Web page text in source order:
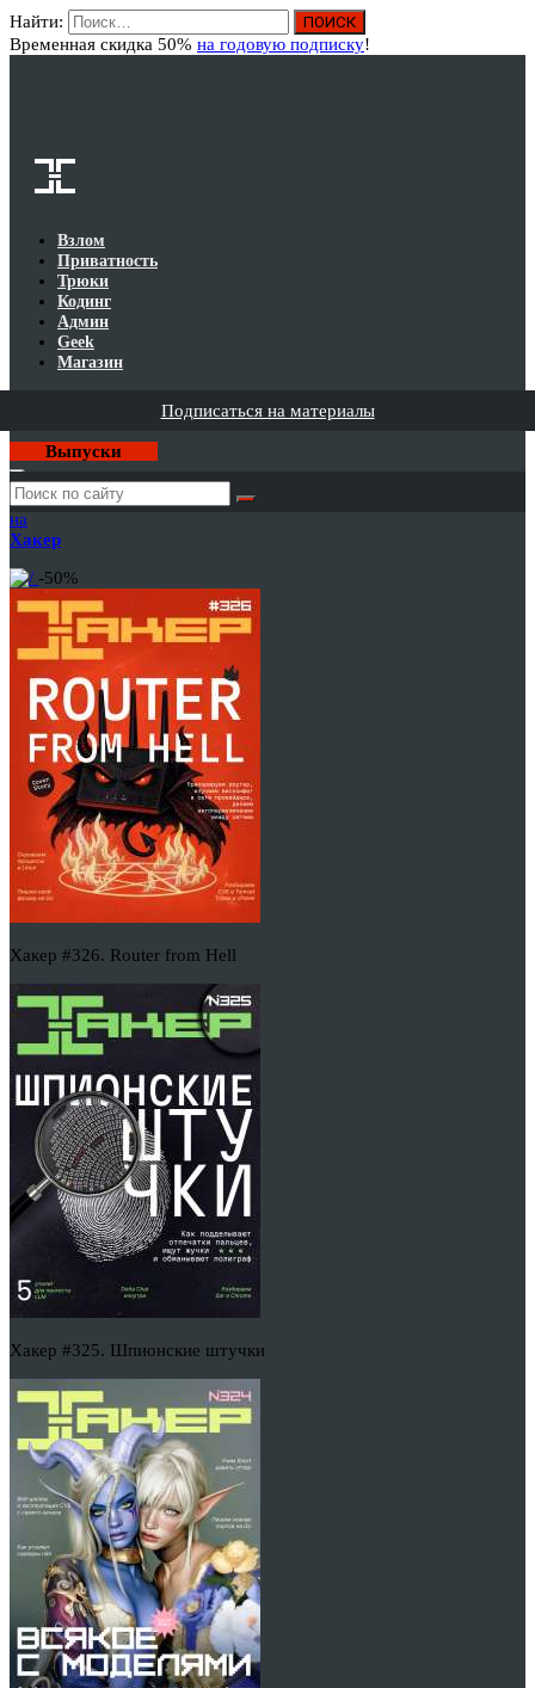
Найти:
Временная скидка 50% на годовую подписку!
Взлом
Приватность
Трюки
Кодинг
Админ
Geek
Магазин
Подписаться на материалы
Выпуски
Годовая
подписка
на
Хакер
-50%
Хакер #326. Router from Hell
Хакер #325. Шпионские штучки